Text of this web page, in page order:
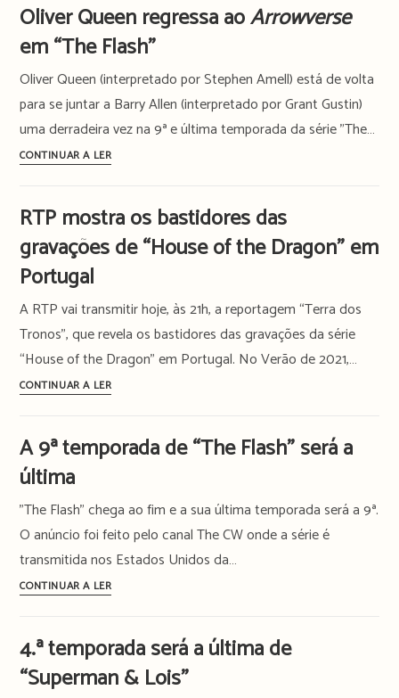
a
“Mad
15
vezes
em
que
dos
Namorados
TV
Oliver Queen regressa aoArrowverse
em “The Flash”
Oliver Queen (interpretado por Stephen Amell) está de volta
para se juntar a Barry Allen (interpretado por Grant Gustin)
uma derradeira vez na 9ª e última temporada da série "The…
CONTINUAR A LEROliver
ao
Arrowverse
Flash”
RTP mostra os bastidores das
gravações de “House of the Dragon” em
Portugal
A RTP vai transmitir hoje, às 21h, a reportagem “Terra dos
Tronos”, que revela os bastidores das gravações da série
“House of the Dragon” em Portugal. No Verão de 2021,…
CONTINUAR A LERRTP
bastidores
de
“House
of
the
Portugal
A 9ª temporada de “The Flash” será a
última
"The Flash" chega ao fim e a sua última temporada será a 9ª.
O anúncio foi feito pelo canal The CW onde a série é
transmitida nos Estados Unidos da…
CONTINUAR A LERA
de
“The
4.ª temporada será a última de
“Superman & Lois”